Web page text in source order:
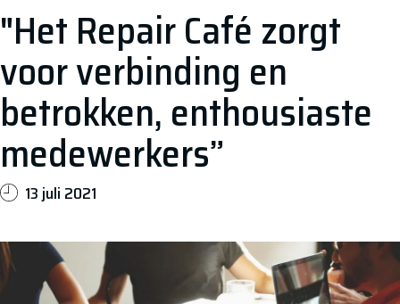
"Het Repair Café zorgt
voor verbinding en
betrokken, enthousiaste
medewerkers”
13 juli 2021